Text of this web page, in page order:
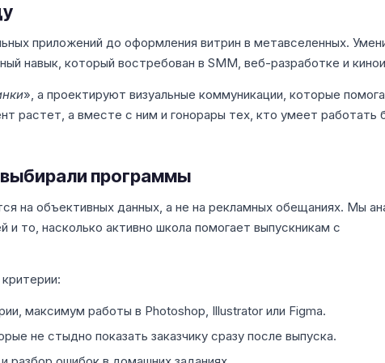
приложений до оформления витрин в метавселенных.
навык, который востребован в SMM, веб-разработке и
», а проектируют визуальные коммуникации, которые
растет, а вместе с ним и гонорары тех, кто умеет работать
программы
на объективных данных, а не на рекламных обещаниях. Мы
то, насколько активно школа помогает выпускникам с
максимум работы в Photoshop, Illustrator или Figma.
не стыдно показать заказчику сразу после выпуска.